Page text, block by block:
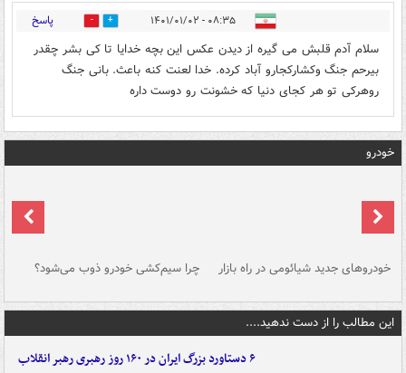
۰۸:۳۵ - ۱۴۰۱/۰۱/۰۲ 1 پاسخ
سلام آدم قلبش می گیره از دیدن عکس این بچه خدایا تا کی بشر چقدر
بیرحم جنگ وکشارکجارو آباد کرده. خدا لعنت کنه باعث. بانی جنگ
روهرکی تو هر کجای دنیا که خشونت رو دوست داره
خودرو
خودروهای جدید شیائومی در راه بازار چرا سیم‌کشی خودرو ذوب می‌شود؟
این مطالب را از دست ندهید....
۶ دستاورد بزرگ ایران در ۱۶۰ روز رهبری رهبر انقلاب